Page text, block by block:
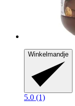
Winkelmandje
5.0 (1)